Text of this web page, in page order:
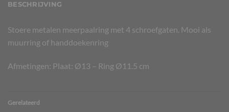
BESCHRIJVING
Stoere metalen meerpaalring met 4 schroefgaten. Mooi als
muurring of handdoekenring
Afmetingen: Plaat: Ø13 – Ring Ø11.5 cm
Gerelateerd